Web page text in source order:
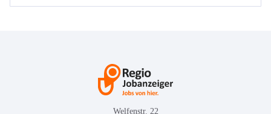
Welfenstr. 22